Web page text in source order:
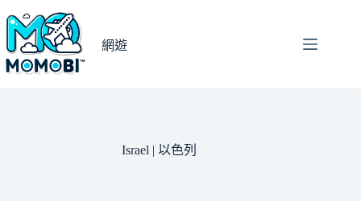
主
要
網遊
Israel | 以色列